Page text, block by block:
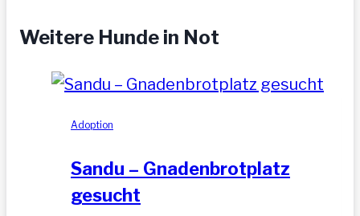
Weitere Hunde in Not
Adoption
Sandu – Gnadenbrotplatz
gesucht